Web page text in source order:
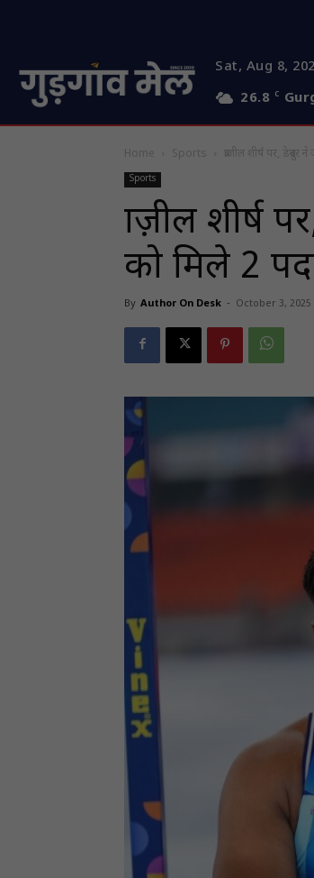
Sat, Aug 8,
26.8 C
Home Sports ब्राज़ील शीर्ष पर, डेब्रुनर
Sports
ब्राज़ील शीर्ष
को मिले 2
By Author On Desk - October 3, 2025